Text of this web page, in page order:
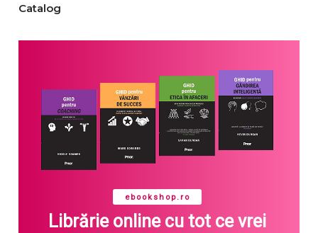
Catalog
ebookshop.ro
Librărie online cu tot ce vrei